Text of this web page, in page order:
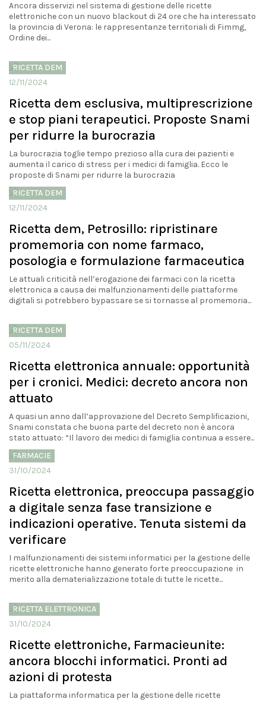
Ancora disservizi nel sistema di gestione delle ricette
elettroniche con un nuovo blackout di 24 ore che ha interessato
la provincia di Verona: le rappresentanze territoriali di Fimmg,
Ordine dei...
RICETTA DEM
12/11/2024
Ricetta dem esclusiva, multiprescrizione
e stop piani terapeutici. Proposte Snami
per ridurre la burocrazia
La burocrazia toglie tempo prezioso alla cura dei pazienti e
aumenta il carico di stress per i medici di famiglia. Ecco le
proposte di Snami per ridurre la burocrazia
RICETTA DEM
12/11/2024
Ricetta dem, Petrosillo: ripristinare
promemoria con nome farmaco,
posologia e formulazione farmaceutica
Le attuali criticità nell’erogazione dei farmaci con la ricetta
elettronica a causa dei malfunzionamenti delle piattaforme
digitali si potrebbero bypassare se si tornasse al promemoria...
RICETTA DEM
05/11/2024
Ricetta elettronica annuale: opportunità
per i cronici. Medici: decreto ancora non
attuato
A quasi un anno dall’approvazione del Decreto Semplificazioni,
Snami constata che buona parte del decreto non è ancora
stato attuato: “Il lavoro dei medici di famiglia continua a essere...
FARMACIE
31/10/2024
Ricetta elettronica, preoccupa passaggio
a digitale senza fase transizione e
indicazioni operative. Tenuta sistemi da
verificare
I malfunzionamenti dei sistemi informatici per la gestione delle
ricette elettroniche hanno generato forte preoccupazione in
merito alla dematerializzazione totale di tutte le ricette...
RICETTA ELETTRONICA
31/10/2024
Ricette elettroniche, Farmacieunite:
ancora blocchi informatici. Pronti ad
azioni di protesta
La piattaforma informatica per la gestione delle ricette